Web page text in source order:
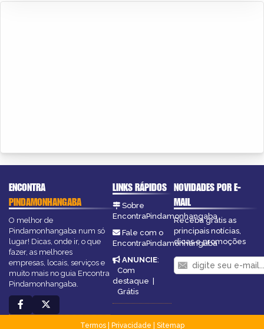
ENCONTRA
PINDAMONHANGABA
O melhor de
Pindamonhangaba num só
lugar! Dicas, onde ir, o que
fazer, as melhores
empresas, locais, serviços e
muito mais no guia Encontra
Pindamonhangaba.
LINKS RÁPIDOS
Sobre
EncontraPindamonhangaba
Fale com o
EncontraPindamonhangaba
ANUNCIE:
Com
destaque |
Grátis
NOVIDADES POR E-
MAIL
Receba grátis as
principais notícias,
dicas e promoções
Termos| Privacidade
Sitemap